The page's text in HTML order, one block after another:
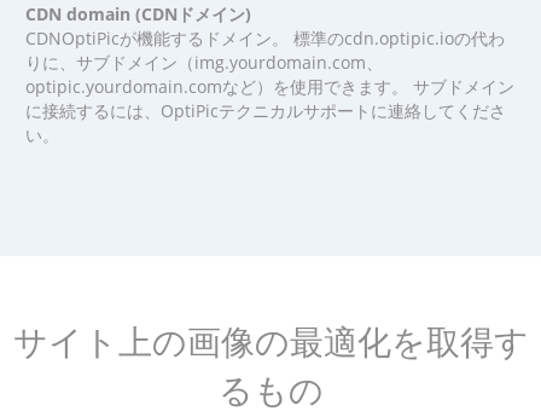
CDN domain (CDNドメイン)
CDNOptiPicが機能するドメイン。 標準のcdn.optipic.ioの代わ
りに、サブドメイン（img.yourdomain.com、
optipic.yourdomain.comなど）を使用できます。 サブドメイン
に接続するには、OptiPicテクニカルサポートに連絡してくださ
い。
サイト上の画像の最適化を取得す
るもの